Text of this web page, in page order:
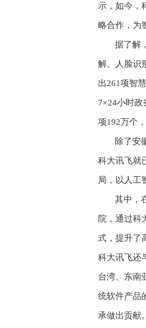
示，如今，
略合作，为
据了解
解、人脸识
出261项智
7×24小时
项192万个
除了安
科大讯飞就
局，以人工
其中，
院，通过科
式，提升了
科大讯飞还
台湾、东南
统软件产品
承做出贡献。